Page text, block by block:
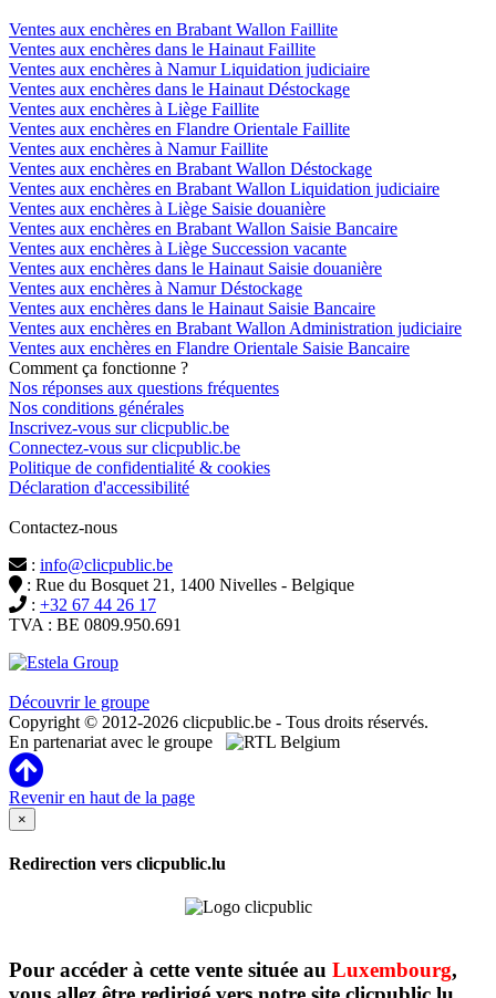
Ventes aux enchères en Brabant Wallon Faillite
Ventes aux enchères dans le Hainaut Faillite
Ventes aux enchères à Namur Liquidation judiciaire
Ventes aux enchères dans le Hainaut Déstockage
Ventes aux enchères à Liège Faillite
Ventes aux enchères en Flandre Orientale Faillite
Ventes aux enchères à Namur Faillite
Ventes aux enchères en Brabant Wallon Déstockage
Ventes aux enchères en Brabant Wallon Liquidation judiciaire
Ventes aux enchères à Liège Saisie douanière
Ventes aux enchères en Brabant Wallon Saisie Bancaire
Ventes aux enchères à Liège Succession vacante
Ventes aux enchères dans le Hainaut Saisie douanière
Ventes aux enchères à Namur Déstockage
Ventes aux enchères dans le Hainaut Saisie Bancaire
Ventes aux enchères en Brabant Wallon Administration judiciaire
Ventes aux enchères en Flandre Orientale Saisie Bancaire
Comment ça fonctionne ?
Nos réponses aux questions fréquentes
Nos conditions générales
Inscrivez-vous sur clicpublic.be
Connectez-vous sur clicpublic.be
Politique de confidentialité & cookies
Déclaration d'accessibilité
Contactez-nous
: info@clicpublic.be
: Rue du Bosquet 21, 1400 Nivelles - Belgique
: +32 67 44 26 17
TVA : BE 0809.950.691
Découvrir le groupe
Copyright © 2012-2026 clicpublic.be - Tous droits réservés.
En partenariat avec le groupe
Revenir en haut de la page
×
Redirection vers clicpublic.lu
Pour accéder à cette vente située au Luxembourg,